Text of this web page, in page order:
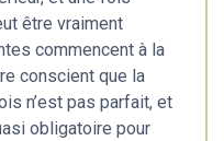
être vraiment
commencent à la
conscient que la
n’est pas parfait, et
obligatoire pour